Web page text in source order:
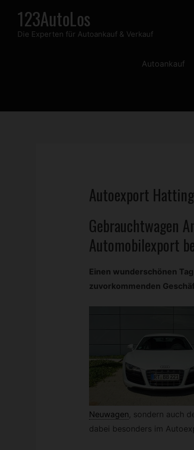
springen
123AutoLos
Die Experten für Autoankauf & Verkauf
Autoankauf
Autoexport
Gebrauchtwagen
Automobilexport
Einen wunderschönen
zuvorkommenden
Neuwagen, sondern auch
dabei besonders im